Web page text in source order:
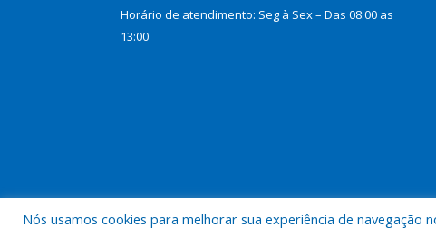
Horário de atendimento: Seg à Sex – Das 08:00 as
13:00
Nós usamos cookies para melhorar sua experiência de